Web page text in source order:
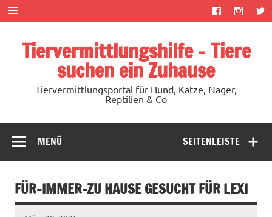
Zum
Inhalt
springen
Tiervermittlungshilfe – Tiere
suchen ein Zuhause
Tiervermittlungsportal für Hund, Katze, Nager,
Reptilien & Co
SEITENLEISTE
MENÜ
FÜR-IMMER-ZU HAUSE GESUCHT FÜR LEXI